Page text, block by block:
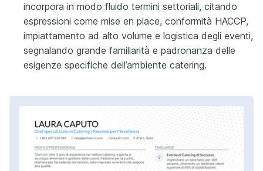
incorpora in modo fluido termini settoriali, citando
espressioni come mise en place, conformità HACCP,
impiattamento ad alto volume e logistica degli eventi,
segnalando grande familiarità e padronanza delle
esigenze specifiche dell’ambiente catering.